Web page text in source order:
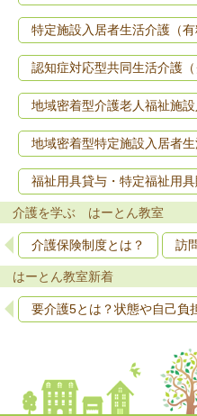
特定施設入居者生活介護（有
認知症対応型共同生活介護（
地域密着型介護老人福祉施
地域密着型特定施設入居者
福祉用具貸与・特定福祉用
介護を学ぶ はーとん教室
介護保険制度とは？ 訪
はーとん教室新着
要介護5とは？状態や自己負